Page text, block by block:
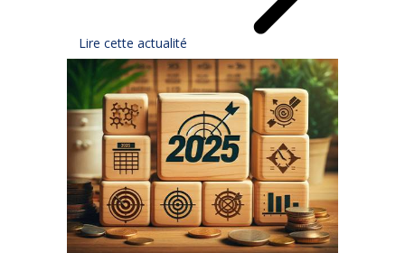
Lire cette actualité